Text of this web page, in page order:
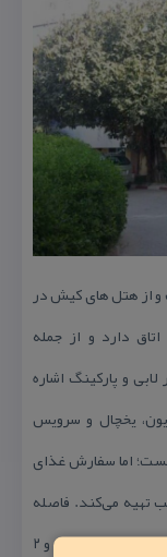
و از هتل های كیش در
استان هرمزگان محسوب می‌شود. این هتل ۴۲ اتاق دارد و از جمله
و پاركینگ اشاره
یخچال و سرویس
اما سفارش غذای
تهیه می‌كند. فاصله
هتل تا مركز خرید مروارید ۹ دقیقه با ماشین، تا مراكز خرید پردیس ۱ و ۲